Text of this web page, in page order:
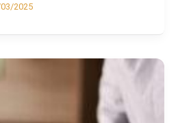
2025